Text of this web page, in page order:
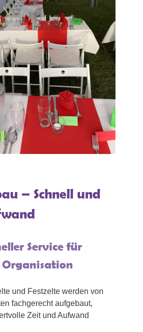
– Schnell und
Service für
Organisation
und Festzelte werden von
fachgerecht aufgebaut,
Zeit und Aufwand